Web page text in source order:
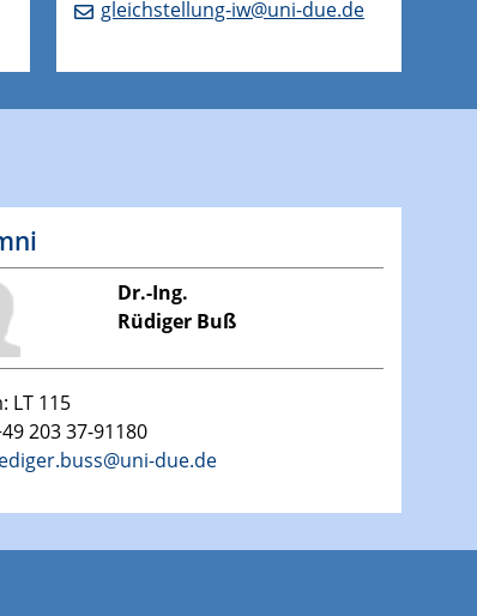
gleichstellung-iw@uni-due.de
Dr.-Ing.
Rüdiger Buß
LT 115
203 37-91180
due.de